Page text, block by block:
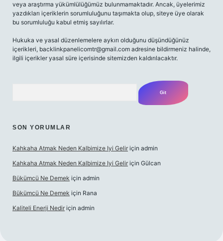
veya araştırma yükümlülüğümüz bulunmamaktadır. Ancak, üyelerimiz
yazdıkları içeriklerin sorumluluğunu taşımakta olup, siteye üye olarak
bu sorumluluğu kabul etmiş sayılırlar.
Hukuka ve yasal düzenlemelere aykırı olduğunu düşündüğünüz
içerikleri, backlinkpanelicomtr@gmail.com adresine bildirmeniz halinde,
ilgili içerikler yasal süre içerisinde sitemizden kaldırılacaktır.
SON YORUMLAR
Kahkaha Atmak Neden Kalbimize Iyi Gelir için admin
Kahkaha Atmak Neden Kalbimize Iyi Gelir için Gülcan
Bükümcü Ne Demek için admin
Bükümcü Ne Demek için Rana
Kaliteli Enerji Nedir için admin